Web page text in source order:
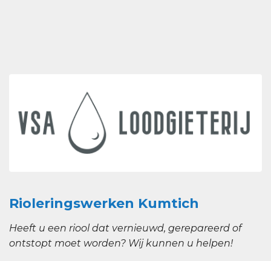
Rioleringswerken Kumtich
Heeft u een riool dat vernieuwd, gerepareerd of
ontstopt moet worden? Wij kunnen u helpen!